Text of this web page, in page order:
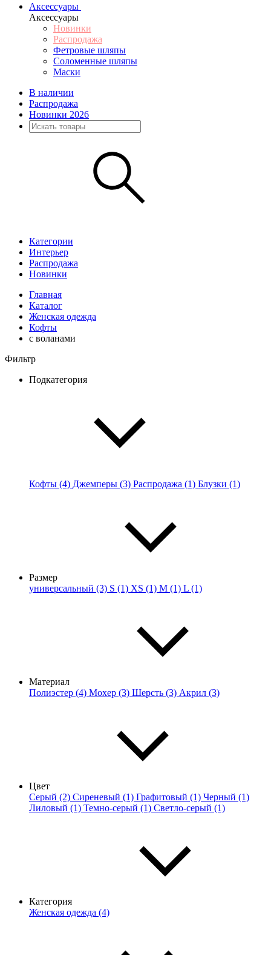
Аксессуары
Аксессуары
Новинки
Распродажа
Фетровые шляпы
Соломенные шляпы
Маски
В наличии
Распродажа
Новинки 2026
Категории
Интерьер
Распродажа
Новинки
Главная
Каталог
Женская одежда
Кофты
с воланами
Фильтр
Подкатегория
Кофты (4) Джемперы (3) Распродажа (1) Блузки (1)
Размер
универсальный (3) S (1) XS (1) M (1) L (1)
Материал
Полиэстер (4) Мохер (3) Шерсть (3) Акрил (3)
Цвет
Серый (2) Сиреневый (1) Графитовый (1) Черный (1)
Лиловый (1) Темно-серый (1) Светло-серый (1)
Категория
Женская одежда (4)